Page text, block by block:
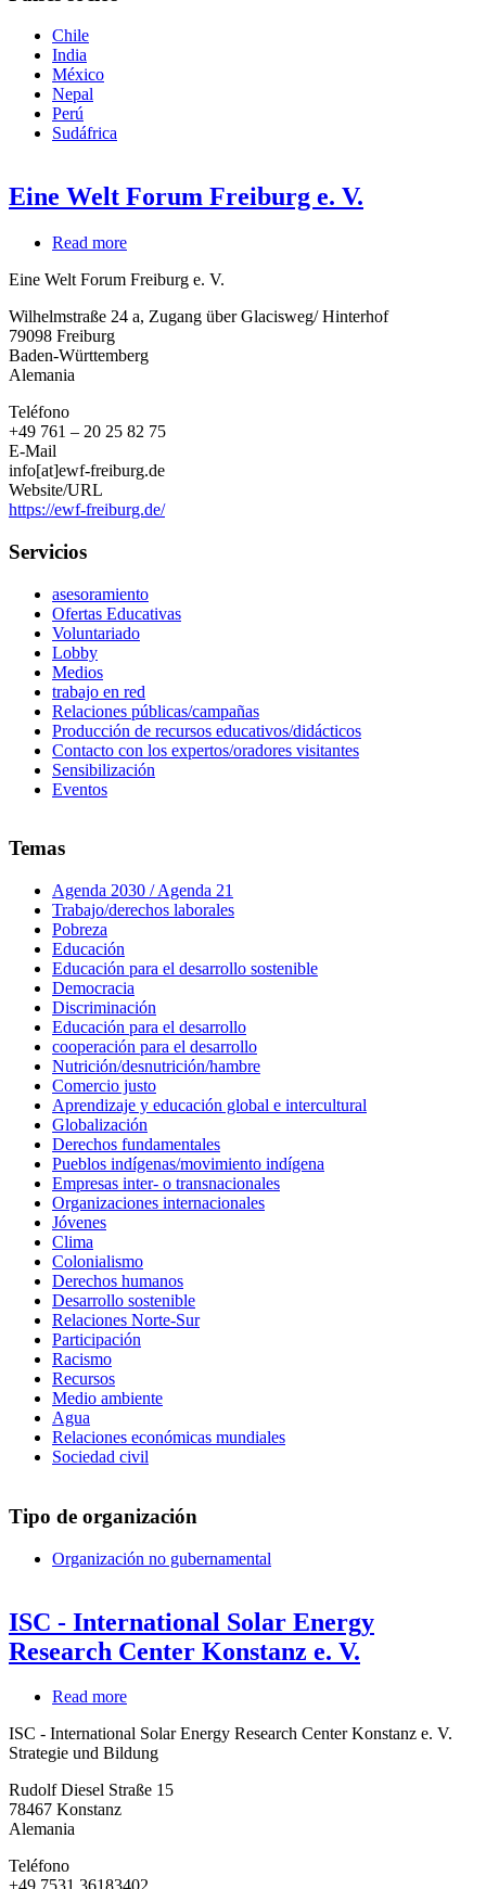
Chile
India
México
Nepal
Perú
Sudáfrica
Eine Welt Forum Freiburg e. V.
Read more
Welt
Freiburg
V.
Eine Welt Forum Freiburg e. V.
Wilhelmstraße 24 a, Zugang über Glacisweg/ Hinterhof
79098 Freiburg
Baden-Württemberg
Alemania
Teléfono
+49 761 – 20 25 82 75
E-Mail
info[at]ewf-freiburg.de
Website/URL
https://ewf-freiburg.de/
Servicios
asesoramiento
Ofertas Educativas
Voluntariado
Lobby
Medios
trabajo en red
Relaciones públicas/campañas
Producción de recursos educativos/didácticos
Contacto con los expertos/oradores visitantes
Sensibilización
Eventos
Temas
Agenda 2030 / Agenda 21
Trabajo/derechos laborales
Pobreza
Educación
Educación para el desarrollo sostenible
Democracia
Discriminación
Educación para el desarrollo
cooperación para el desarrollo
Nutrición/desnutrición/hambre
Comercio justo
Aprendizaje y educación global e intercultural
Globalización
Derechos fundamentales
Pueblos indígenas/movimiento indígena
Empresas inter- o transnacionales
Organizaciones internacionales
Jóvenes
Clima
Colonialismo
Derechos humanos
Desarrollo sostenible
Relaciones Norte-Sur
Participación
Racismo
Recursos
Medio ambiente
Agua
Relaciones económicas mundiales
Sociedad civil
Tipo de organización
Organización no gubernamental
ISC - International Solar Energy
Research Center Konstanz e. V.
Read more
-
International
Energy
ISC - International Solar Energy Research Center Konstanz e. V.
Strategie und Bildung
Rudolf Diesel Straße 15
78467 Konstanz
Alemania
Teléfono